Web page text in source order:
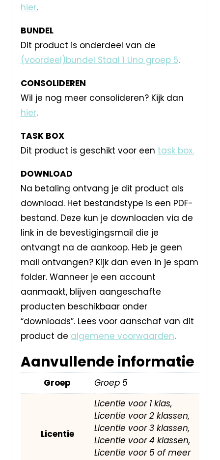
hier.
BUNDEL
Dit product is onderdeel van de
(voordeel)bundel Staal 1 Uno groep 5.
CONSOLIDEREN
Wil je nog meer consolideren? Kijk dan
hier.
TASK BOX
Dit product is geschikt voor een task box.
DOWNLOAD
Na betaling ontvang je dit product als
download. Het bestandstype is een PDF-
bestand. Deze kun je downloaden via de
link in de bevestigingsmail die je
ontvangt na de aankoop. Heb je geen
mail ontvangen? Kijk dan even in je spam
folder. Wanneer je een account
aanmaakt, blijven aangeschafte
producten beschikbaar onder
“downloads”. Lees voor aanschaf van dit
product de algemene voorwaarden.
Aanvullende informatie
Groep Groep 5
Licentie
Licentie voor 1 klas,
Licentie voor 2 klassen,
Licentie voor 3 klassen,
Licentie voor 4 klassen,
Licentie voor 5 of meer